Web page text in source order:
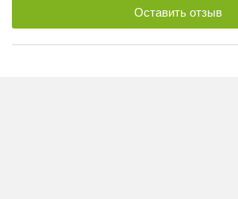
Оставить отзыв